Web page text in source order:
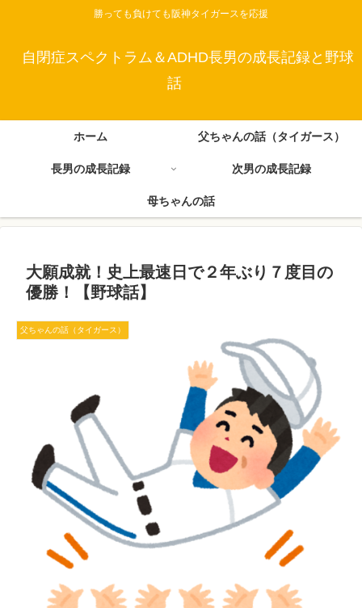
勝っても負けても阪神タイガースを応援
自閉症スペクトラム＆ADHD長男の成長記録と野球
話
ホーム 父ちゃんの話（タイガース）
長男の成長記録 次男の成長記録
母ちゃんの話
大願成就！史上最速日で２年ぶり７度目の
優勝！【野球話】
父ちゃんの話（タイガース）